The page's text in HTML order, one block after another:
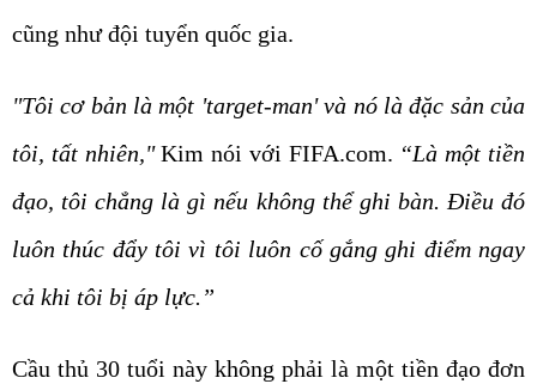
cũng như đội tuyển quốc gia.
"Tôi cơ bản là một 'target-man' và nó là đặc sản của
tôi, tất nhiên,"Kim nói với FIFA.com. “Là một tiền
đạo, tôi chẳng là gì nếu không thể ghi bàn. Điều đó
luôn thúc đẩy tôi vì tôi luôn cố gắng ghi điểm ngay
cả khi tôi bị áp lực.”
Cầu thủ 30 tuổi này không phải là một tiền đạo đơn